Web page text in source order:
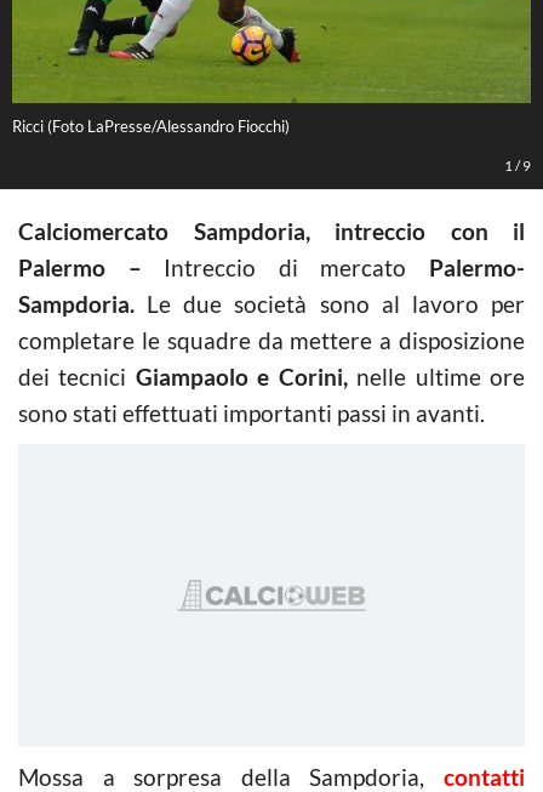
Ricci (Foto LaPresse/Alessandro Fiocchi)
1 /9
Calciomercato Sampdoria, intreccio con il
Palermo – Intreccio di mercato Palermo-
Sampdoria. Le due società sono al lavoro per
completare le squadre da mettere a disposizione
dei tecnici Giampaolo e Corini,nelle ultime ore
sono stati effettuati importanti passi in avanti.
Mossa a sorpresa della Sampdoria, contatti